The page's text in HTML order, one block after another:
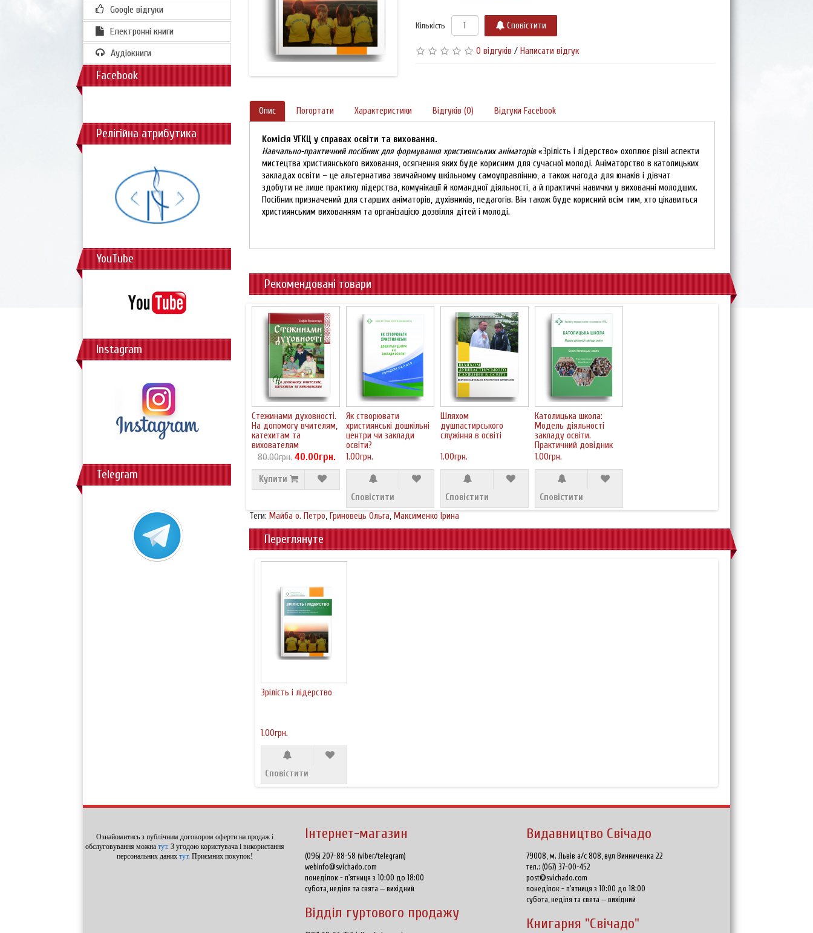
Google відгуки
Електронні книги
Аудіокниги
Facebook
Релігійна атрибутика
YouTube
Instagram
Telegram
Кількість Сповістити
0 відгуків / Написати відгук
Опис Погортати Характеристики Відгуків (0) Відгуки Facebook
Комісія УГКЦ у справах освіти та виховання.
Навчально-практичний посібник для формування християнських аніматорів«Зрілість і лідерство» охоплює різні аспекти
мистецтва християнського виховання, осягнення яких буде корисним для сучасної молоді. Аніматорство в католицьких
закладах освіти – це альтернатива звичайному шкільному самоуправлінню, а також нагода для юнаків і дівчат
здобути не лише практику лідерства, комунікації й командної діяльності, а й практичні навички у вихованні молодших.
Посібник призначений для старших аніматорів, духівників, педагогів. Він також буде корисний всім тим, хто цікавиться
християнським вихованням та організацією дозвілля дітей і молоді.
Рекомендовані товари
Стежинами духовності.
На допомогу вчителям,
катехитам та
вихователям
80.00грн. 40.00грн.
Купити
Як створювати
християнські дошкільні
центри чи заклади
освіти?
1.00грн.
Сповістити
Шляхом
душпастирського
служіння в освіті
1.00грн.
Сповістити
Католицька школа:
Модель діяльності
закладу освіти.
Практичний довідник
1.00грн.
Сповістити
Теги: Майба о. Петро, Гриновець Ольга, Максименко Ірина
Переглянуте
Зрілість і лідерство
1.00грн.
Сповістити
Ознайомитись з публічним договором оферти на продаж і
обслуговування можна тут. З угодою користувача і використання
персональних даних тут. Приємних покупок!
Інтернет-магазин
(096) 207-88-58 (viber/telegram)
webinfo@svichado.com
понеділок - п'ятниця з 10:00 до 18:00
субота, неділя та свята — вихідний
Відділ гуртового продажу
Видавництво Свічадо
79008, м. Львів а/с 808, вул Винниченка 22
тел.:(067) 37-00-452
post@svichado.com
понеділок - п'ятниця з 10:00 до 18:00
субота, неділя та свята — вихідний
Книгарня "Свічадо"